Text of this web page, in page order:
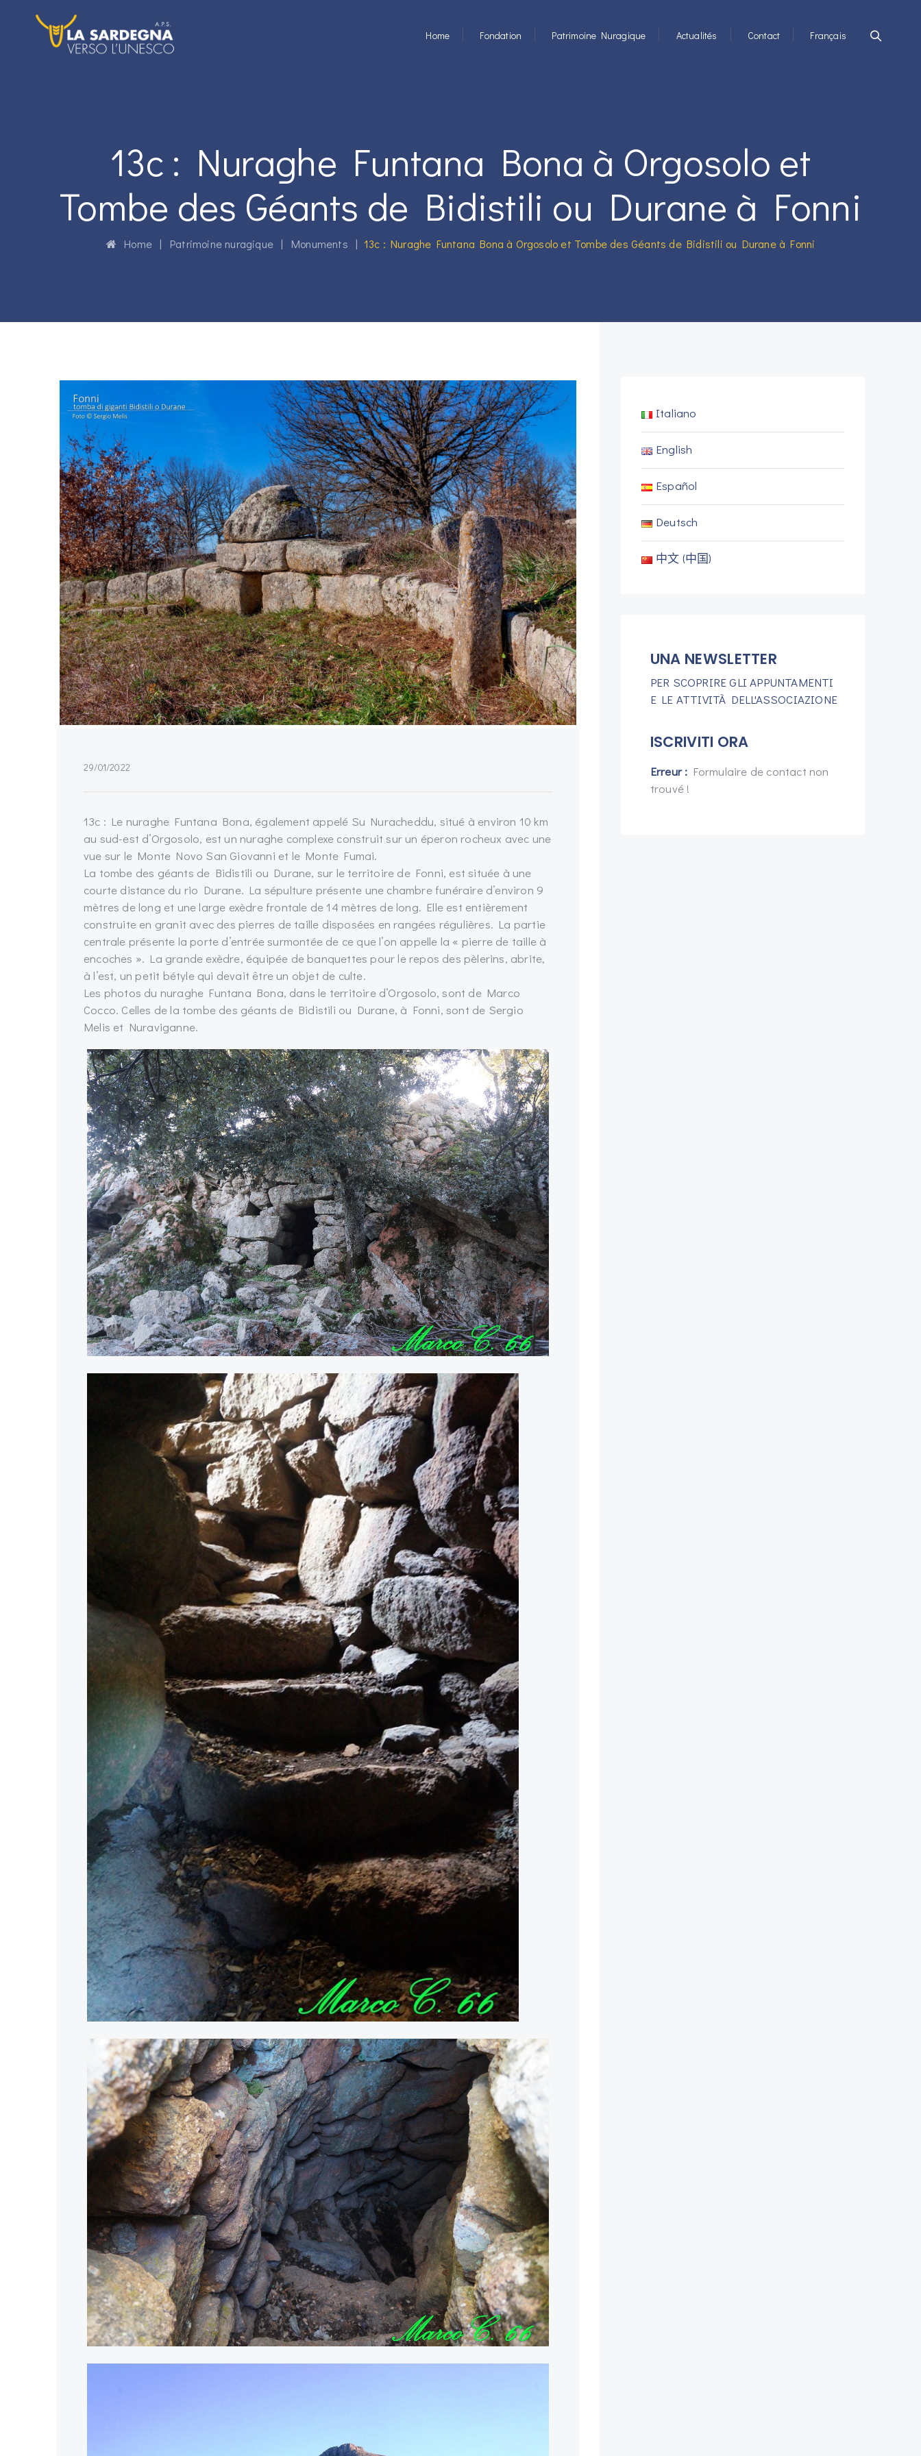
Home Fondation Patrimoine Nuragique Actualités Contact Français
13c : Nuraghe Funtana Bona à Orgosolo et
Tombe des Géants de Bidistili ou Durane à Fonni
Home| Patrimoine nuragique| Monuments | 13c : Nuraghe Funtana Bona à Orgosolo et Tombe des Géants de Bidistili ou Durane à Fonni
29/01/2022
13c : Le nuraghe Funtana Bona, également appelé Su Nuracheddu, situé à environ 10 km
au sud-est d’Orgosolo, est un nuraghe complexe construit sur un éperon rocheux avec une
vue sur le Monte Novo San Giovanni et le Monte Fumai.
La tombe des géants de Bidistili ou Durane, sur le territoire de Fonni, est située à une
courte distance du rio Durane. La sépulture présente une chambre funéraire d’environ 9
mètres de long et une large exèdre frontale de 14 mètres de long. Elle est entièrement
construite en granit avec des pierres de taille disposées en rangées régulières. La partie
centrale présente la porte d’entrée surmontée de ce que l’on appelle la « pierre de taille à
encoches ». La grande exèdre, équipée de banquettes pour le repos des pèlerins, abrite,
à l’est, un petit bétyle qui devait être un objet de culte.
Les photos du nuraghe Funtana Bona, dans le territoire d’Orgosolo, sont de Marco
Cocco. Celles de la tombe des géants de Bidistili ou Durane, à Fonni, sont de Sergio
Melis et Nuraviganne.
Italiano
English
Español
Deutsch
中文 (中国)
UNA NEWSLETTER
PER SCOPRIRE GLI APPUNTAMENTI
E LE ATTIVITÀ DELL'ASSOCIAZIONE
ISCRIVITI ORA
Erreur : Formulaire de contact non
trouvé !